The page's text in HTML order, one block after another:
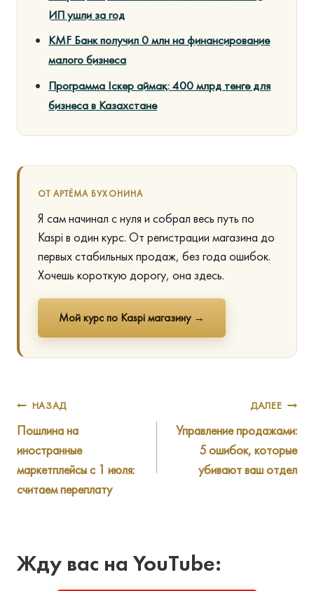
ИП ушли за год
KMF Банк получил 0 млн на финансирование
малого бизнеса
Программа Іскер аймақ: 400 млрд тенге для
бизнеса в Казахстане
ОТ АРТЁМА БУХОНИНА
Я сам начинал с нуля и собрал весь путь по
Kaspi в один курс. От регистрации магазина до
первых стабильных продаж, без года ошибок.
Хочешь короткую дорогу, она здесь.
Мой курс по Kaspi магазину →
Навигация
по
записям
НАЗАД
Пошлина на
иностранные
маркетплейсы с 1 июля:
считаем переплату
ДАЛЕЕ
Управление продажами:
5 ошибок, которые
убивают ваш отдел
Жду вас на YouTube: